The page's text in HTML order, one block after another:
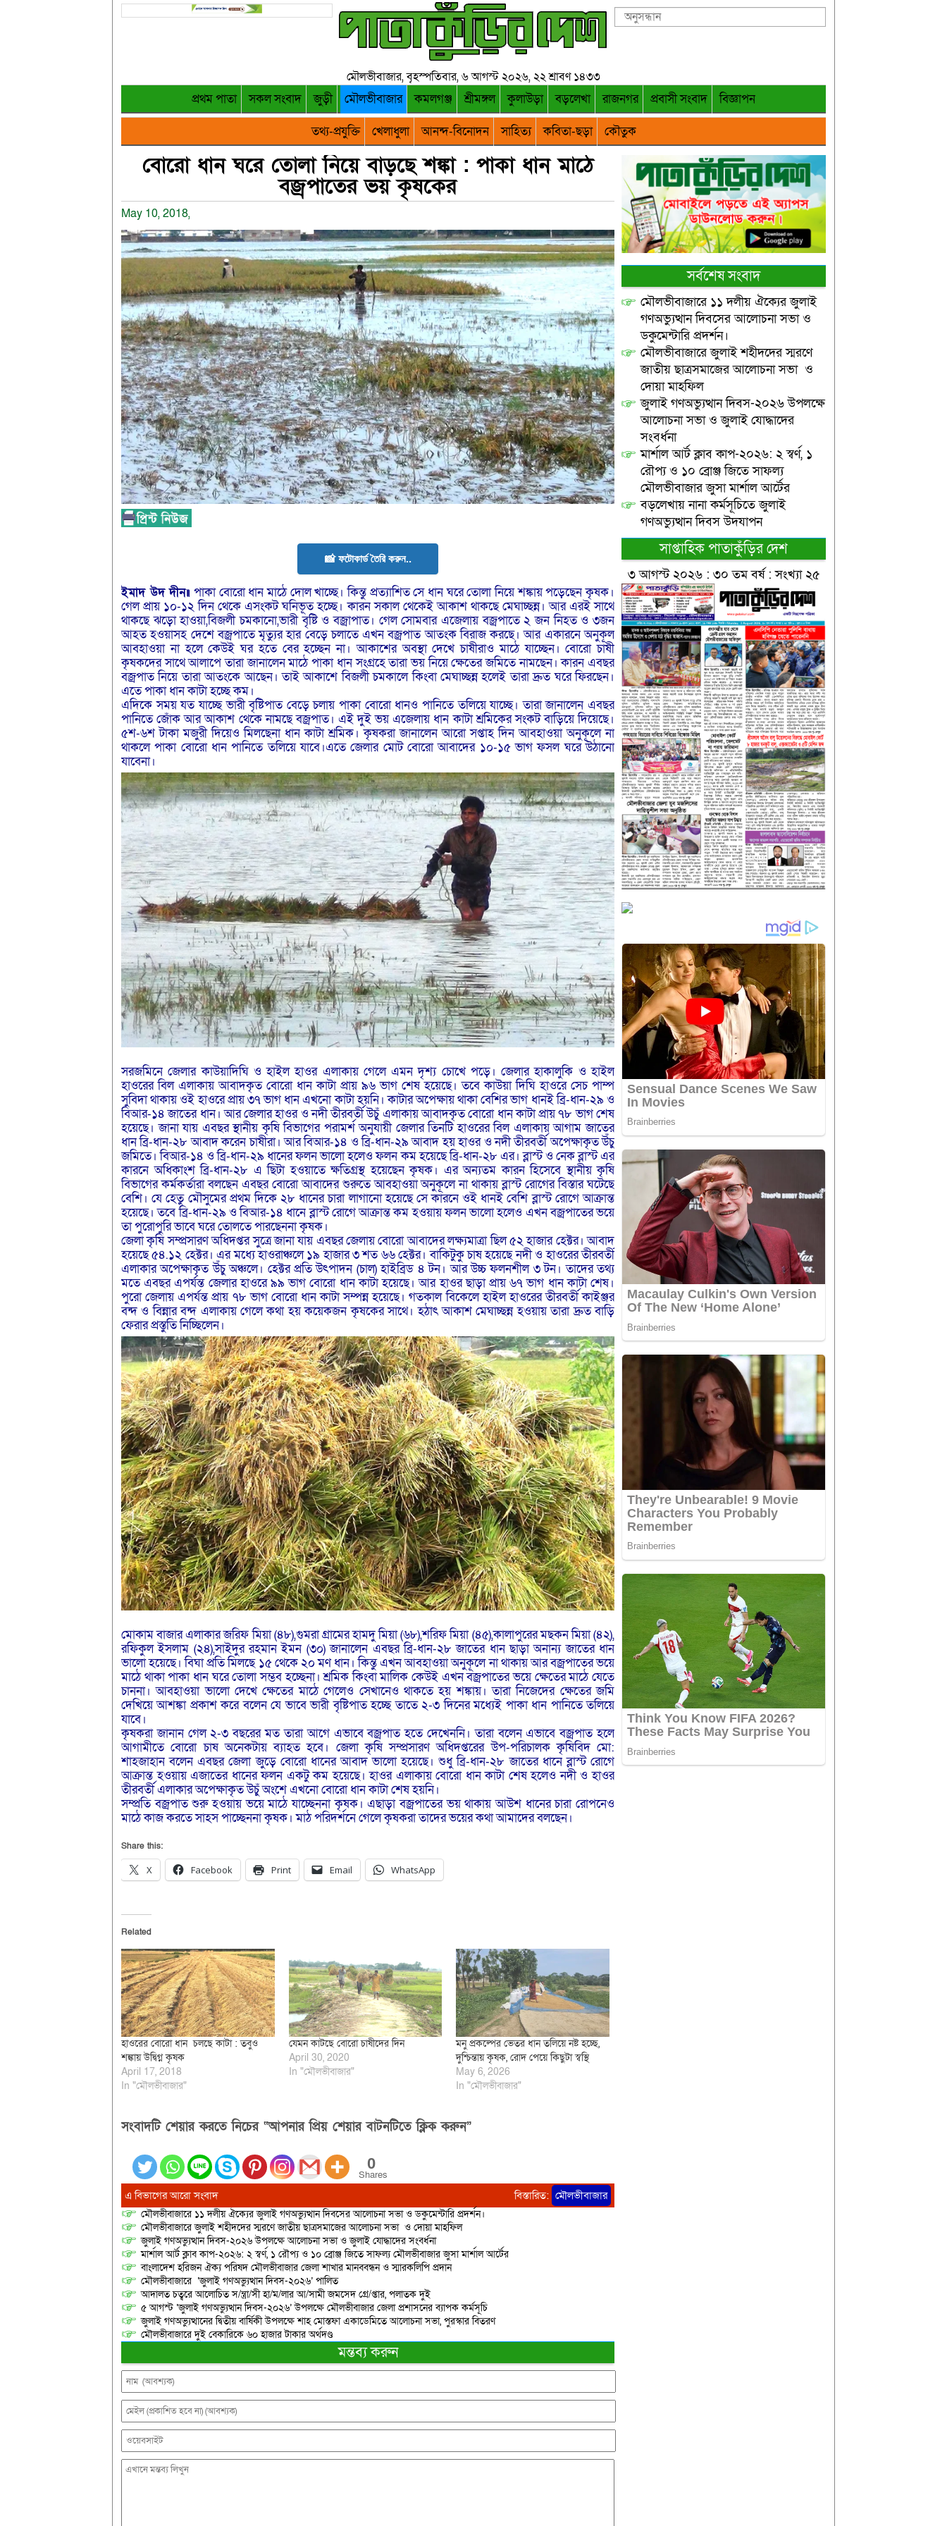
মৌলভীবাজার, বৃহস্পতিবার, ৬ আগস্ট ২০২৬, ২২ শ্রাবণ ১৪৩৩
প্রথম পাতা সকল সংবাদ জুড়ী মৌলভীবাজার কমলগঞ্জ শ্রীমঙ্গল কুলাউড়া বড়লেখা রাজনগর প্রবাসী সংবাদ
বিজ্ঞাপন
তথ্য-প্রযুক্তি
খেলাধুলা আনন্দ-বিনোদন সাহিত্য কবিতা-ছড়া কৌতুক
বোরো ধান ঘরে তোলা নিয়ে বাড়ছে শঙ্কা : পাকা ধান মাঠে
বজ্রপাতের ভয় কৃষকের
May 10, 2018,
📸 ফটোকার্ড তৈরি করুন..
ইমাদ উদ দীন॥ পাকা বোরো ধান মাঠে দোল খাচ্ছে। কিন্তু প্রত্যাশিত সে ধান ঘরে তোলা নিয়ে শঙ্কায় পড়েছেন কৃষক।
গেল প্রায় ১০-১২ দিন থেকে এসংকট ঘনিভূত হচ্ছে। কারন সকাল থেকেই আকাশ থাকছে মেঘাচ্ছন্ন। আর এরই সাথে
থাকছে ঝড়ো হাওয়া,বিজলী চমকানো,ভারী বৃষ্টি ও বজ্রাপাত। গেল সোমবার এজেলায় বজ্রপাতে ২ জন নিহত ও ৩জন
আহত হওয়াসহ দেশে বজ্রপাতে মৃত্যুর হার বেড়ে চলাতে এখন বজ্রপাত আতংক বিরাজ করছে। আর একারনে অনুকূল
আবহাওয়া না হলে কেউই ঘর হতে বের হচ্ছেন না। আকাশের অবস্থা দেখে চাষীরাও মাঠে যাচ্ছেন। বোরো চাষী
কৃষকদের সাথে আলাপে তারা জানালেন মাঠে পাকা ধান সংগ্রহে তারা ভয় নিয়ে ক্ষেতের জমিতে নামছেন। কারন এবছর
বজ্রপাত নিয়ে তারা আতংকে আছেন। তাই আকাশে বিজলী চমকালে কিংবা মেঘাচ্ছন্ন হলেই তারা দ্রুত ঘরে ফিরছেন।
এতে পাকা ধান কাটা হচ্ছে কম।
এদিকে সময় যত যাচ্ছে ভারী বৃষ্টিপাত বেড়ে চলায় পাকা বোরো ধানও পানিতে তলিয়ে যাচ্ছে। তারা জানালেন এবছর
পানিতে জোঁক আর আকাশ থেকে নামছে বজ্রপাত। এই দুই ভয় এজেলায় ধান কাটা শ্রমিকের সংকট বাড়িয়ে দিয়েছে।
৫শ-৬শ টাকা মজুরী দিয়েও মিলছেনা ধান কাটা শ্রমিক। কৃষকরা জানালেন আরো সপ্তাহ দিন আবহাওয়া অনুকূলে না
থাকলে পাকা বোরো ধান পানিতে তলিয়ে যাবে।এতে জেলার মোট বোরো আবাদের ১০-১৫ ভাগ ফসল ঘরে উঠানো
যাবেনা।
সরজমিনে জেলার কাউয়াদিঘি ও হাইল হাওর এলাকায় গেলে এমন দৃশ্য চোখে পড়ে। জেলার হাকালুকি ও হাইল
হাওরের বিল এলাকায় আবাদকৃত বোরো ধান কাটা প্রায় ৯৬ ভাগ শেষ হয়েছে। তবে কাউয়া দিঘি হাওরে সেচ পাম্প
সুবিদা থাকায় ওই হাওরে প্রায় ৩৭ ভাগ ধান এখনো কাটা হয়নি। কাটার অপেক্ষায় থাকা বেশির ভাগ ধানই ব্রি-ধান-২৯ ও
বিআর-১৪ জাতের ধান। আর জেলার হাওর ও নদী তীরবর্তী উচুঁ এলাকায় আবাদকৃত বোরো ধান কাটা প্রায় ৭৮ ভাগ শেষ
হয়েছে। জানা যায় এবছর স্থানীয় কৃষি বিভাগের পরামর্শ অনুযায়ী জেলার তিনটি হাওরের বিল এলাকায় আগাম জাতের
ধান ব্রি-ধান-২৮ আবাদ করেন চাষীরা। আর বিআর-১৪ ও ব্রি-ধান-২৯ আবাদ হয় হাওর ও নদী তীরবর্তী অপেক্ষাকৃত উঁচু
জমিতে। বিআর-১৪ ও ব্রি-ধান-২৯ ধানের ফলন ভালো হলেও ফলন কম হয়েছে ব্রি-ধান-২৮ এর। ব্লাস্ট ও নেক ব্লাস্ট এর
কারনে অধিকাংশ ব্রি-ধান-২৮ এ ছিটা হওয়াতে ক্ষতিগ্রস্থ হয়েছেন কৃষক। এর অন্যতম কারন হিসেবে স্থানীয় কৃষি
বিভাগের কর্মকর্তারা বলছেন এবছর বোরো আবাদের শুরুতে আবহাওয়া অনুকূলে না থাকায় ব্লাস্ট রোগের বিস্তার ঘটেছে
বেশি। যে হেতু মৌসুমের প্রথম দিকে ২৮ ধানের চারা লাগানো হয়েছে সে কারনে ওই ধানই বেশি ব্লাস্ট রোগে আক্রান্ত
হয়েছে। তবে ব্রি-ধান-২৯ ও বিআর-১৪ ধানে ব্লাস্ট রোগে আক্রান্ত কম হওয়ায় ফলন ভালো হলেও এখন বজ্রপাতের ভয়ে
তা পুরোপুরি ভাবে ঘরে তোলতে পারছেননা কৃষক।
জেলা কৃষি সম্প্রসারণ অধিদপ্তর সুত্রে জানা যায় এবছর জেলায় বোরো আবাদের লক্ষ্যমাত্রা ছিল ৫২ হাজার হেক্টর। আবাদ
হয়েছে ৫৪.১২ হেক্টর। এর মধ্যে হাওরাঞ্চলে ১৯ হাজার ৩ শত ৬৬ হেক্টর। বাকিটুকু চাষ হয়েছে নদী ও হাওরের তীরবর্তী
এলাকার অপেক্ষাকৃত উঁচু অঞ্চলে। হেক্টর প্রতি উৎপাদন (চাল) হাইব্রিড ৪ টন। আর উচ্চ ফলনশীল ৩ টন। তাদের তথ্য
মতে এবছর এপর্যন্ত জেলার হাওরে ৯৯ ভাগ বোরো ধান কাটা হয়েছে। আর হাওর ছাড়া প্রায় ৬৭ ভাগ ধান কাটা শেষ।
পুরো জেলায় এপর্যন্ত প্রায় ৭৮ ভাগ বোরো ধান কাটা সম্পন্ন হয়েছে। গতকাল বিকেলে হাইল হাওরের তীরবর্তী কাইঞ্জর
বন্দ ও বিন্নার বন্দ এলাকায় গেলে কথা হয় কয়েকজন কৃষকের সাথে। হঠাৎ আকাশ মেঘাচ্ছন্ন হওয়ায় তারা দ্রুত বাড়ি
ফেরার প্রস্তুতি নিচ্ছিলেন।
মোকাম বাজার এলাকার জরিফ মিয়া (৪৮),গুমরা গ্রামের হামদু মিয়া (৬৮),শরিফ মিয়া (৪৫),কালাপুরের মছকন মিয়া (৪২),
রফিকুল ইসলাম (২৪),সাইদুর রহমান ইমন (৩০) জানালেন এবছর ব্রি-ধান-২৮ জাতের ধান ছাড়া অনান্য জাতের ধান
ভালো হয়েছে। বিঘা প্রতি মিলছে ১৫ থেকে ২০ মণ ধান। কিন্তু এখন আবহাওয়া অনুকূলে না থাকায় আর বজ্রপাতের ভয়ে
মাঠে থাকা পাকা ধান ঘরে তোলা সম্ভব হচ্ছেনা। শ্রমিক কিংবা মালিক কেউই এখন বজ্রপাতের ভয়ে ক্ষেতের মাঠে যেতে
চাননা। আবহাওয়া ভালো দেখে ক্ষেতের মাঠে গেলেও সেখানেও থাকতে হয় শঙ্কায়। তারা নিজেদের ক্ষেতের জমি
দেখিয়ে আশঙ্কা প্রকাশ করে বলেন যে ভাবে ভারী বৃষ্টিপাত হচ্ছে তাতে ২-৩ দিনের মধ্যেই পাকা ধান পানিতে তলিয়ে
যাবে।
কৃষকরা জানান গেল ২-৩ বছরের মত তারা আগে এভাবে বজ্রপাত হতে দেখেননি। তারা বলেন এভাবে বজ্রপাত হলে
আগামীতে বোরো চাষ অনেকটায় ব্যাহত হবে। জেলা কৃষি সম্প্রসারণ অধিদপ্তরের উপ-পরিচালক কৃষিবিদ মো:
শাহজাহান বলেন এবছর জেলা জুড়ে বোরো ধানের আবাদ ভালো হয়েছে। শুধু ব্রি-ধান-২৮ জাতের ধানে ব্লাস্ট রোগে
আক্রান্ত হওয়ায় এজাতের ধানের ফলন একটু কম হয়েছে। হাওর এলাকায় বোরো ধান কাটা শেষ হলেও নদী ও হাওর
তীরবর্তী এলাকার অপেক্ষাকৃত উচুঁ অংশে এখনো বোরো ধান কাটা শেষ হয়নি।
সম্প্রতি বজ্রপাত শুরু হওয়ায় ভয়ে মাঠে যাচ্ছেননা কৃষক। এছাড়া বজ্রপাতের ভয় থাকায় আউশ ধানের চারা রোপনেও
মাঠে কাজ করতে সাহস পাচ্ছেননা কৃষক। মাঠ পরিদর্শনে গেলে কৃষকরা তাদের ভয়ের কথা আমাদের বলছেন।
Share this:
X Facebook Print Email WhatsApp
Related
হাওরের বোরো ধান চলছে কাটা : তবুও
শঙ্কায় উদ্বিগ্ন কৃষক
April 17, 2018
In "মৌলভীবাজার"
যেমন কাটছে বোরো চাষীদের দিন
April 30, 2020
In "মৌলভীবাজার"
মনু প্রকল্পের ভেতর ধান তলিয়ে নষ্ট হচ্ছে,
দুশ্চিন্তায় কৃষক, রোদ পেয়ে কিছুটা স্বস্থি
May 6, 2026
In "মৌলভীবাজার"
সংবাদটি শেয়ার করতে নিচের “আপনার প্রিয় শেয়ার বাটনটিতে ক্লিক করুন”
0
Shares
এ বিভাগের আরো সংবাদ বিস্তারিত: মৌলভীবাজার
মৌলভীবাজারে ১১ দলীয় ঐক্যের জুলাই গণঅভ্যুত্থান দিবসের আলোচনা সভা ও ডকুমেন্টারি প্রদর্শন।
মৌলভীবাজারে জুলাই শহীদদের স্মরণে জাতীয় ছাত্রসমাজের আলোচনা সভা ও দোয়া মাহফিল
জুলাই গণঅভ্যুত্থান দিবস-২০২৬ উপলক্ষে আলোচনা সভা ও জুলাই যোদ্ধাদের সংবর্ধনা
মার্শাল আর্ট ক্লাব কাপ-২০২৬: ২ স্বর্ণ, ১ রৌপ্য ও ১০ ব্রোঞ্জ জিতে সাফল্য মৌলভীবাজার জুসা মার্শাল আর্টের
বাংলাদেশ হরিজন ঐক্য পরিষদ মৌলভীবাজার জেলা শাখার মানববন্ধন ও স্মারকলিপি প্রদান
মৌলভীবাজারে ‘জুলাই গণঅভ্যুত্থান দিবস-২০২৬’ পালিত
আদালত চত্বরে আলোচিত স/ন্ত্রা/সী হা/ম/লার আ/সামী জমসেদ গ্রে/প্তার, পলাতক দুই
৫ আগস্ট ‘জুলাই গণঅভ্যুত্থান দিবস-২০২৬’ উপলক্ষে মৌলভীবাজার জেলা প্রশাসনের ব্যাপক কর্মসূচি
জুলাই গণঅভ্যুত্থানের দ্বিতীয় বার্ষিকী উপলক্ষে শাহ মোস্তফা একাডেমিতে আলোচনা সভা, পুরস্কার বিতরণ
মৌলভীবাজারে দুই বেকারিকে ৬০ হাজার টাকার অর্থদণ্ড
মন্তব্য করুন
সর্বশেষ সংবাদ
মৌলভীবাজারে ১১ দলীয় ঐক্যের জুলাই
গণঅভ্যুত্থান দিবসের আলোচনা সভা ও
ডকুমেন্টারি প্রদর্শন।
মৌলভীবাজারে জুলাই শহীদদের স্মরণে
জাতীয় ছাত্রসমাজের আলোচনা সভা ও
দোয়া মাহফিল
জুলাই গণঅভ্যুত্থান দিবস-২০২৬ উপলক্ষে
আলোচনা সভা ও জুলাই যোদ্ধাদের
সংবর্ধনা
মার্শাল আর্ট ক্লাব কাপ-২০২৬: ২ স্বর্ণ, ১
রৌপ্য ও ১০ ব্রোঞ্জ জিতে সাফল্য
মৌলভীবাজার জুসা মার্শাল আর্টের
বড়লেখায় নানা কর্মসূচিতে জুলাই
গণঅভ্যুত্থান দিবস উদযাপন
সাপ্তাহিক পাতাকুঁড়ির দেশ
৩ আগস্ট ২০২৬ : ৩০ তম বর্ষ : সংখ্যা ২৫